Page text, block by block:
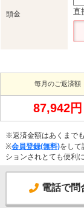
頭金 直
毎月のご返済額
87,942円
※返済金額はあくまでも
※会員登録(無料)をして
ションされとても便利
電話で問